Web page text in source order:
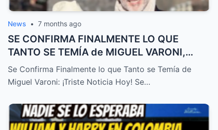
News • 7 months ago
SE CONFIRMA FINALMENTE LO QUE
TANTO SE TEMÍA de MIGUEL VARONI,
TRISTE NOTICIA HOY! – HTT
Se Confirma Finalmente lo que Tanto se Temía de
Miguel Varoni: ¡Triste Noticia Hoy! Se…